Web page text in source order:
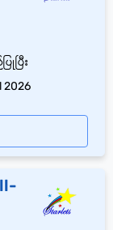
ပြီး
2026